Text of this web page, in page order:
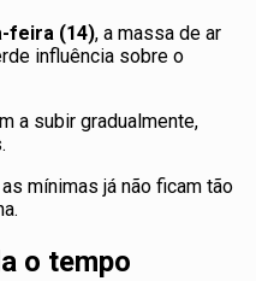
feira (14), a massa de ar
influência sobre o
a subir gradualmente,
mínimas já não ficam tão
o tempo